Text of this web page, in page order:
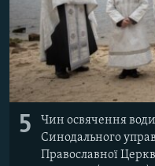
5
Чин освячення
Синодального
Православної